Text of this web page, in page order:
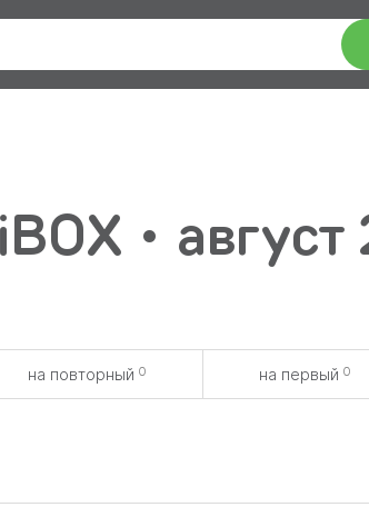
•
на повторный 0 на первый 0